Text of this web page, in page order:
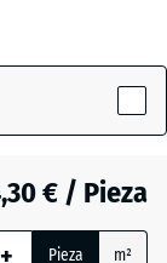
€ / Pieza
+ Pieza m²